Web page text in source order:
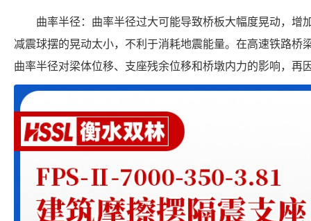
曲率半径：曲率半径过大可能导致桥板大幅度晃动，增
减震球摆的晃动太小，不利于消耗地震能量。在高速铁路桥
曲率半径对梁体位移、支座残余位移和桥墩内力的影响，再